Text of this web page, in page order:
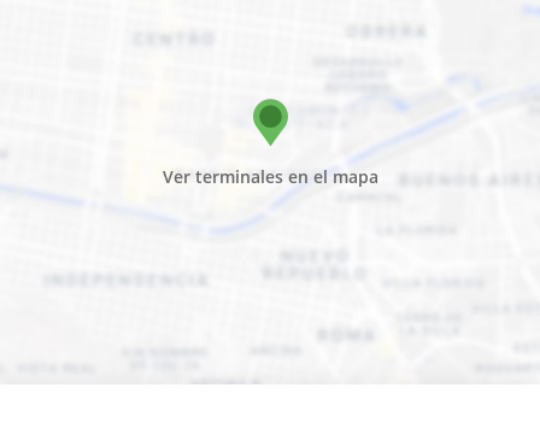
Ver terminales en el mapa